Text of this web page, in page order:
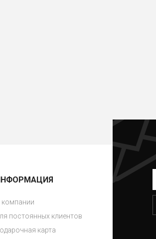
компании
постоянных клиентов
карта